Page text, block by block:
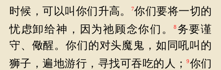
时候，可以叫你们升高。
7你们要将一切的
忧虑卸给神，因为祂顾念你们。
8 务要谨
守、儆醒。你们的对头魔鬼，如同吼叫的
狮子，遍地游行，寻找可吞吃的人；9你们